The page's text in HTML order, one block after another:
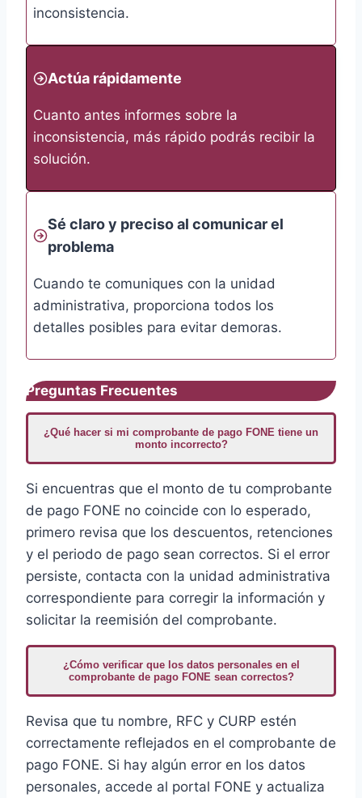
inconsistencia.
Actúa rápidamente
Cuanto antes informes sobre la
inconsistencia, más rápido podrás recibir la
solución.
Sé claro y preciso al comunicar el
problema
Cuando te comuniques con la unidad
administrativa, proporciona todos los
detalles posibles para evitar demoras.
Preguntas Frecuentes
¿Qué hacer si mi comprobante de pago FONE tiene un
monto incorrecto?
Si encuentras que el monto de tu comprobante
de pago FONE no coincide con lo esperado,
primero revisa que los descuentos, retenciones
y el periodo de pago sean correctos. Si el error
persiste, contacta con la unidad administrativa
correspondiente para corregir la información y
solicitar la reemisión del comprobante.
¿Cómo verificar que los datos personales en el
comprobante de pago FONE sean correctos?
Revisa que tu nombre, RFC y CURP estén
correctamente reflejados en el comprobante de
pago FONE. Si hay algún error en los datos
personales, accede al portal FONE y actualiza